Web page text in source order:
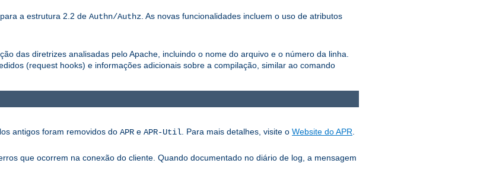
para a estrutura 2.2 de Authn/Authz . As novas funcionalidades incluem o uso de atributos
das diretrizes analisadas pelo Apache, incluindo o nome do arquivo e o número da linha.
(request hooks) e informações adicionais sobre a compilação, similar ao comando
antigos foram removidos do APR e APR-Util. Para mais detalhes, visite o Website do APR.
que ocorrem na conexão do cliente. Quando documentado no diário de log, a mensagem